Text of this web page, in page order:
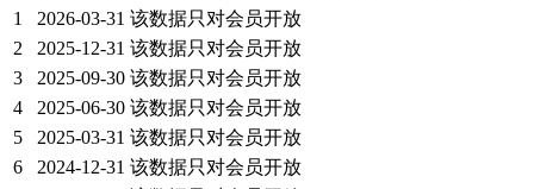
1
2026-03-31 该数据只对会员开放
2
2025-12-31 该数据只对会员开放
3
2025-09-30 该数据只对会员开放
4
2025-06-30 该数据只对会员开放
5
2025-03-31 该数据只对会员开放
6
2024-12-31 该数据只对会员开放